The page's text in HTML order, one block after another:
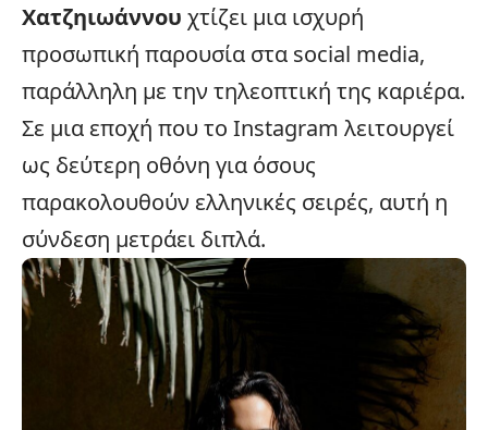
Χατζηιωάννου χτίζει μια ισχυρή
προσωπική παρουσία στα social media,
παράλληλη με την τηλεοπτική της καριέρα.
Σε μια εποχή που το Instagram λειτουργεί
ως δεύτερη οθόνη για όσους
παρακολουθούν ελληνικές σειρές, αυτή η
σύνδεση μετράει διπλά.